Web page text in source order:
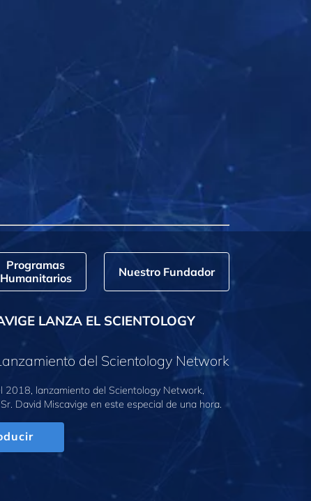
Programas
Humanitarios
Nuestro Fundador
LANZA EL SCIENTOLOGY
del Scientology Network
2018, lanzamiento del Scientology Network,
David Miscavige en este especial de una hora.